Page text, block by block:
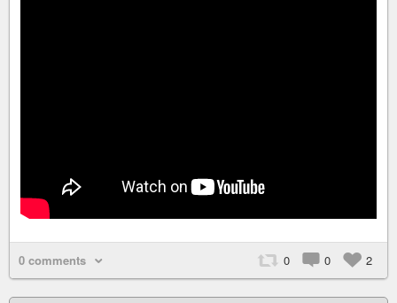
0 comments 0 0 2